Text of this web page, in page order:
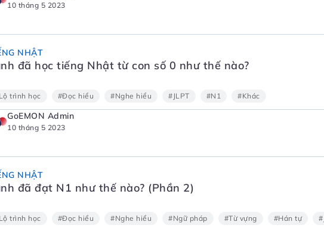
10 tháng 5 2023
NHẬT
đã học tiếng Nhật từ con số 0 như thế nào?
trình học #Đọc hiểu #Nghe hiểu #JLPT #N1 #Khác
GoEMON Admin
10 tháng 5 2023
NHẬT
đã đạt N1 như thế nào? (Phần 2)
trình học #Đọc hiểu #Nghe hiểu #Ngữ pháp #Từ vựng #Hán tự